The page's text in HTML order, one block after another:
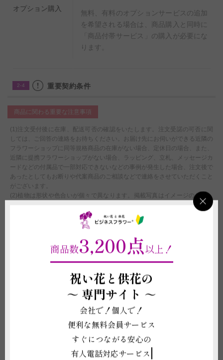
オプション購入
無料、有料のオプションサービスの追加
を希望される場合は、商品購入と同時に
「商品付帯サービス」の購入が必要にな
ります。
2-4 重要契約条件
商品に関わる重要な注意事項
(1)注文受付後に在庫、配送可否の確認をいたします。注文受諾の可否に関
しては、ご回答の連絡をお待ちください。お届け先にお伺いができる近隣の
フラワーショップに同等規格商品の在庫がない場合、定休日の場合、また、
近隣に提携フラワーショップがない場合、ラッピング、立札、メッセージカ
ードなどの付属品で一部対応できないなどの事例が発生した場合、注文後で
あったとしてもお断りや代案商品のご相談などで連絡をさせていただくこと
がございます。
(2)植物は形状や色合いが個々で異なります。掲載写真はイメージのため、
季節や生育状況により形状や色味が変動することがございますので、予めご
了承いただきますようお願い申し上げます。
(3)立札やメッセージカード、器などの資材の形状や素材は在庫の都合上、
の違いを理由とする返品、返金、交換、その他の請求などには応じかねます
ので予めご了承ください。
(4)受注制作（オーダー）ですので、お申し込み後の変更、取り消しは承る
ことができません。制作開始後に、万が一お取り消しされた場合にも代金は
お客様の全額負担となります。
配送に関わる重要な注意事項
(1)平日・土曜日15:00までのご注文については注文後の都度在庫と配送可否
の確認の上、当日19:00までに配送いたします。15:00以降、及び営業時間
外または休業日にいただいたご注文につきましては、翌営業日をもってご注
文を承諾したものとさせていただきます。
(2)注文フォームでお届け時間帯のご指定いただいたとしても、当日配送商
商品数3,200点以上！
祝い花と供花の
～ 専門サイト ～
会社で！個人で！
便利な無料会員サービス
すぐにつながる安心の
有人電話対応サービス